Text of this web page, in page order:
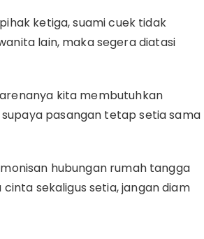
ketiga, suami cuek tidak
lain, maka segera diatasi
kita membutuhkan
pasangan tetap setia sama
hubungan rumah tangga
sekaligus setia, jangan diam